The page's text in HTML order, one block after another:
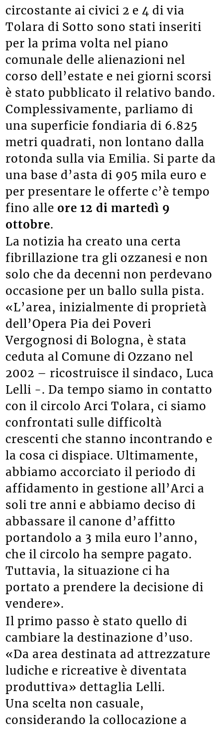
circostante ai civici 2 e 4 di via
Tolara di Sotto sono stati inseriti
per la prima volta nel piano
comunale delle alienazioni nel
corso dell’estate e nei giorni scorsi
è stato pubblicato il relativo bando.
Complessivamente, parliamo di
una superficie fondiaria di 6.825
metri quadrati, non lontano dalla
rotonda sulla via Emilia. Si parte da
una base d’asta di 905 mila euro e
per presentare le offerte c’è tempo
fino alle ore 12 di martedì 9
ottobre.
La notizia ha creato una certa
fibrillazione tra gli ozzanesi e non
solo che da decenni non perdevano
occasione per un ballo sulla pista.
«L’area, inizialmente di proprietà
dell’Opera Pia dei Poveri
Vergognosi di Bologna, è stata
ceduta al Comune di Ozzano nel
2002 – ricostruisce il sindaco, Luca
Lelli -. Da tempo siamo in contatto
con il circolo Arci Tolara, ci siamo
confrontati sulle difficoltà
crescenti che stanno incontrando e
la cosa ci dispiace. Ultimamente,
abbiamo accorciato il periodo di
affidamento in gestione all’Arci a
soli tre anni e abbiamo deciso di
abbassare il canone d’affitto
portandolo a 3 mila euro l’anno,
che il circolo ha sempre pagato.
Tuttavia, la situazione ci ha
portato a prendere la decisione di
vendere».
Il primo passo è stato quello di
cambiare la destinazione d’uso.
«Da area destinata ad attrezzature
ludiche e ricreative è diventata
produttiva» dettaglia Lelli.
Una scelta non casuale,
considerando la collocazione a